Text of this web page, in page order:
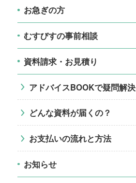
お急ぎの方
むすびすの事前相談
資料請求・お見積り
アドバイスBOOKで疑問解決
どんな資料が届くの？
お支払いの流れと方法
お知らせ